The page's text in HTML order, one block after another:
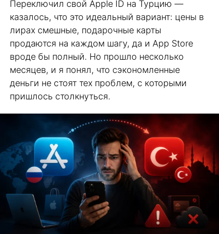
Переключил свой Apple ID на Турцию —
казалось, что это идеальный вариант: цены в
лирах смешные, подарочные карты
продаются на каждом шагу, да и App Store
вроде бы полный. Но прошло несколько
месяцев, и я понял, что сэкономленные
деньги не стоят тех проблем, с которыми
пришлось столкнуться.